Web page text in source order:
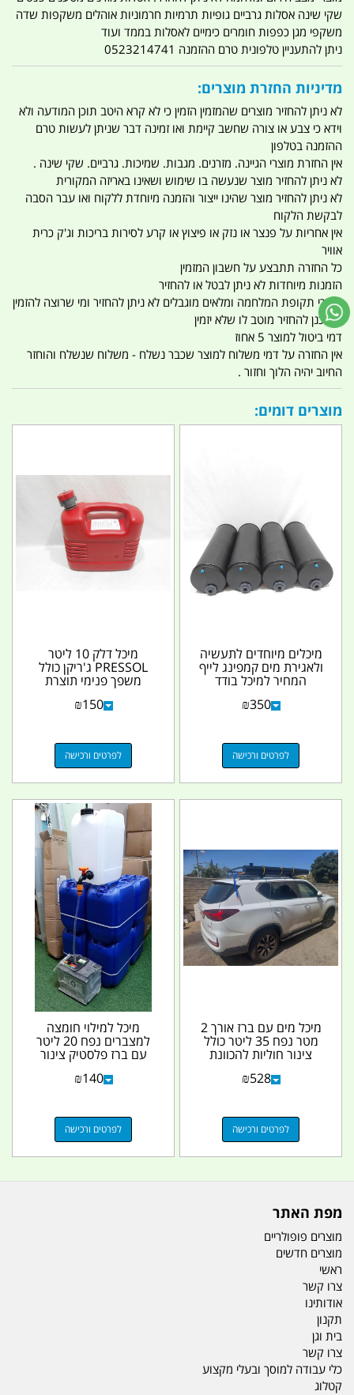
שקי שינה אסלות גרביים גופיות תרמיות חרמוניות אוהלים משקפות שדה
משקפי מגן כפפות חומרים כימיים לאסלות בממד ועוד
ניתן להתעניין טלפונית טרם ההזמנה 0523214741
מדיניות החזרת מוצרים:
לא ניתן להחזיר מוצרים שהמזמין הזמין כי לא קרא היטב תוכן המודעה ולא
וידא כי צבע או צורה שחשב קיימת ואו זמינה דבר שניתן לעשות טרם
ההזמנה בטלפון
אין החזרת מוצרי הגיינה. מזרנים. מגבות. שמיכות. גרביים. שקי שינה .
לא ניתן להחזיר מוצר שנעשה בו שימוש ושאינו באריזה המקורית
לא ניתן להחזיר מוצר שהינו ייצור והזמנה מיוחדת ללקוח ואו עבר הסבה
לבקשת הלקוח
אין אחריות על פנצר או נזק או פיצוץ או קרע לסירות בריכות וג'ק כרית
אוויר
כל החזרה תתבצע על חשבון המזמין
הזמנות מיוחדות לא ניתן לבטל או להחזיר
מוצרי תקופת המלחמה ומלאים מוגבלים לא ניתן להחזיר ומי שרוצה להזמין
ומתכנן להחזיר מוטב לו שלא יזמין
דמי ביטול למוצר 5 אחוז
אין החזרה על דמי משלוח למוצר שכבר נשלח - משלוח שנשלח והוחזר
החיוב יהיה הלוך וחזור .
מוצרים דומים:
מיכלים מיוחדים לתעשיה
ולאגירת מים קמפינג לייף
המחיר למיכל בודד
₪350
לפרטים ורכישה
מיכל דלק 10 ליטר
PRESSOL ג'ריקן כולל
משפך פנימי תוצרת
גרמניה קמפינג לייף
₪150
לפרטים ורכישה
מיכל מים עם ברז אורך 2
מטר נפח 35 ליטר כולל
צינור חוליות להכוונת
₪528
לפרטים ורכישה
מיכל למילוי חומצה
למצברים נפח 20 ליטר
עם ברז פלסטיק צינור
מילוי ונשם קמפינג לייף
₪140
לפרטים ורכישה
מפת האתר
מוצרים פופולריים
מוצרים חדשים
ראשי
צרו קשר
אודותינו
תקנון
בית וגן
צרו קשר
כלי עבודה למוסך ובעלי מקצוע
קטלוג